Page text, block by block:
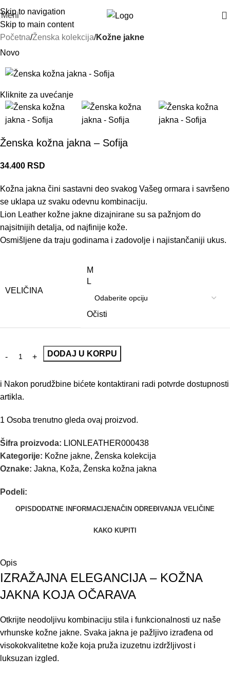
Skip to navigation
Skip to main content
Meni
Početna Ženska kolekcija Kožne jakne
Novo
Kliknite za uvećanje
Ženska kožna jakna – Sofija
34.400 RSD
Kožna jakna čini sastavni deo svakog Vašeg ormara i savršeno
se uklapa uz svaku odevnu kombinaciju.
Lion Leather kožne jakne dizajnirane su sa pažnjom do
najsitnijih detalja, od najfinije kože.
Osmišljene da traju godinama i zadovolje i najistančaniji ukus.
VELIČINA
M
L
Očisti
DODAJ U KORPU
i Nakon porudžbine bićete kontaktirani radi potvrde dostupnosti
artikla.
1 Osoba trenutno gleda ovaj proizvod.
Šifra proizvoda: LIONLEATHER000438
Kategorije: Kožne jakne, Ženska kolekcija
Oznake: Jakna, Koža, Ženska kožna jakna
Podeli:
OPIS DODATNE INFORMACIJE NAČIN ODREĐIVANJA VELIČINE
KAKO KUPITI
Opis
IZRAŽAJNA ELEGANCIJA – KOŽNA
JAKNA KOJA OČARAVA
Otkrijte neodoljivu kombinaciju stila i funkcionalnosti uz naše
vrhunske kožne jakne. Svaka jakna je pažljivo izrađena od
visokokvalitetne kože koja pruža izuzetnu izdržljivost i
luksuzan izgled.